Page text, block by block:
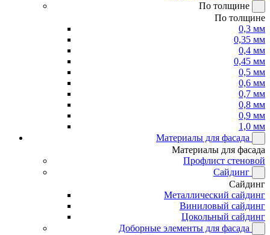
По толщине
По толщине
0,3 мм
0,35 мм
0,4 мм
0,45 мм
0,5 мм
0,6 мм
0,7 мм
0,8 мм
0,9 мм
1,0 мм
Материалы для фасада
Материалы для фасада
Профлист стеновой
Сайдинг
Сайдинг
Металлический сайдинг
Виниловый сайдинг
Цокольный сайдинг
Доборные элементы для фасада